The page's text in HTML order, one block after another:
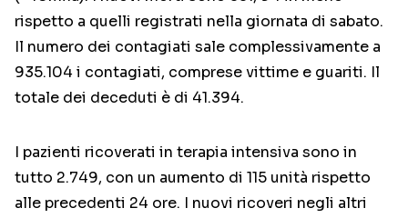
rispetto a quelli registrati nella giornata di sabato.
Il numero dei contagiati sale complessivamente a
935.104 i contagiati, comprese vittime e guariti. Il
totale dei deceduti è di 41.394.
I pazienti ricoverati in terapia intensiva sono in
tutto 2.749, con un aumento di 115 unità rispetto
alle precedenti 24 ore. I nuovi ricoveri negli altri